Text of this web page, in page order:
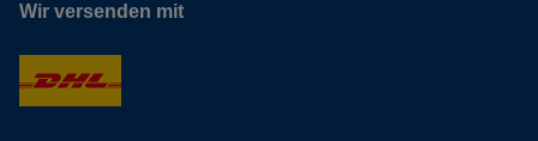
Wir versenden mit